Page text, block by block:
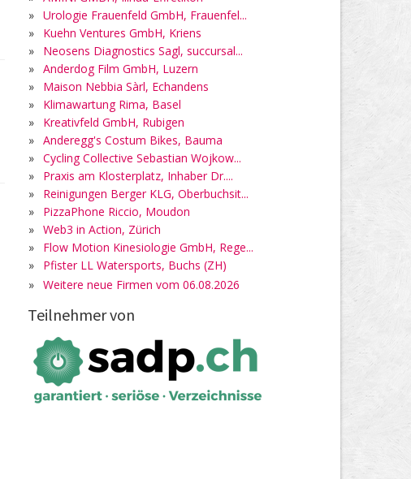
» Urologie Frauenfeld GmbH, Frauenfel...
»
Kuehn Ventures GmbH, Kriens
»
Neosens Diagnostics Sagl, succursal...
» Anderdog Film GmbH, Luzern
»
Maison Nebbia Sàrl, Echandens
»
Klimawartung Rima, Basel
»
Kreativfeld GmbH, Rubigen
» Anderegg's Costum Bikes, Bauma
» Cycling Collective Sebastian Wojkow...
»
Praxis am Klosterplatz, Inhaber Dr....
»
Reinigungen Berger KLG, Oberbuchsit...
»
PizzaPhone Riccio, Moudon
» Web3 in Action, Zürich
»
Flow Motion Kinesiologie GmbH, Rege...
»
Pfister LL Watersports, Buchs (ZH)
» Weitere neue Firmen vom 06.08.2026
Teilnehmer von